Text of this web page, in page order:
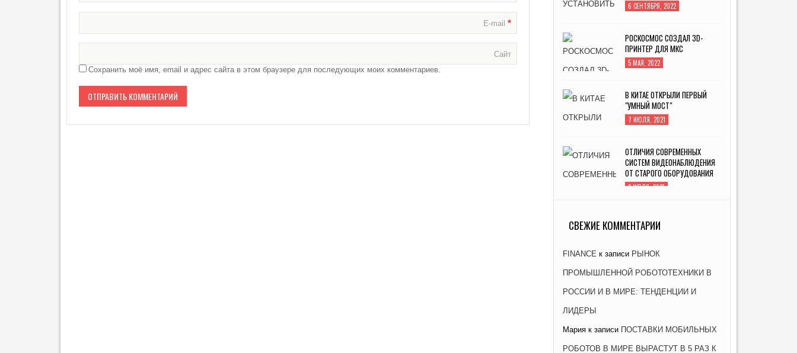
E-mail*
Сайт
Сохранить моё имя, email и адрес сайта в этом браузере для последующих моих комментариев.
6 СЕНТЯБРЯ, 2022
РОСКОСМОС СОЗДАЛ 3D-
ПРИНТЕР ДЛЯ МКС
5 МАЯ, 2022
В КИТАЕ ОТКРЫЛИ ПЕРВЫЙ
"УМНЫЙ МОСТ"
7 ИЮЛЯ, 2021
ОТЛИЧИЯ СОВРЕМЕННЫХ
СИСТЕМ ВИДЕОНАБЛЮДЕНИЯ
ОТ СТАРОГО ОБОРУДОВАНИЯ
2 ИЮЛЯ, 2021
ПРОИЗВОДСТВО РЕАКТОРНОЙ
УСТАНОВКИ ДЛЯ ЭНЕРГОБЛОКА
26 ЯНВАРЯ, 2021
СВЕЖИЕ КОММЕНТАРИИ
FINANCE к записи РЫНОК
ПРОМЫШЛЕННОЙ РОБОТОТЕХНИКИ В
РОССИИ И В МИРЕ: ТЕНДЕНЦИИ И
ЛИДЕРЫ
Мария к записи ПОСТАВКИ МОБИЛЬНЫХ
РОБОТОВ В МИРЕ ВЫРАСТУТ В 5 РАЗ К